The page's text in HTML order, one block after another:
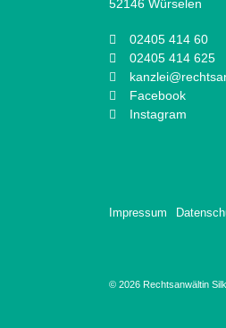
52146 Würselen
02405 414 60
02405 414 625
Facebook
Instagram
Impressum
© 2026 Rechtsanwältin